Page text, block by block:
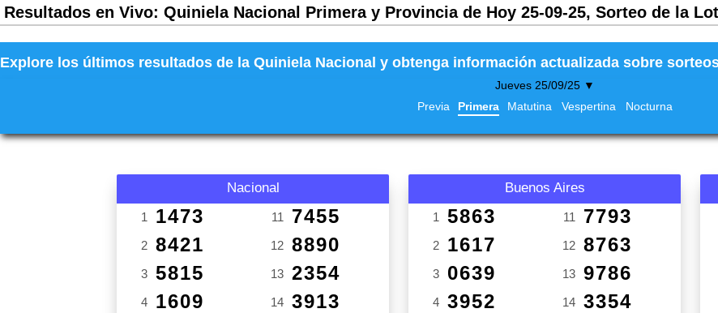
Resultados en Vivo: Quiniela Nacional Primera y Provincia de Hoy 25-09-25, Sorteo de la
Explore los últimos resultados de la Quiniela Nacional y obtenga información actualizada sobre
Jueves 25/09/25 ▼
Previa
Primera Matutina Vespertina Nocturna
Nacional
1 1473
2 8421
3 5815
4 1609
11 7455
12 8890
13 2354
14 3913
Buenos Aires
1 5863
2 1617
3 0639
4 3952
11 7793
12 8763
13 9786
14 3354